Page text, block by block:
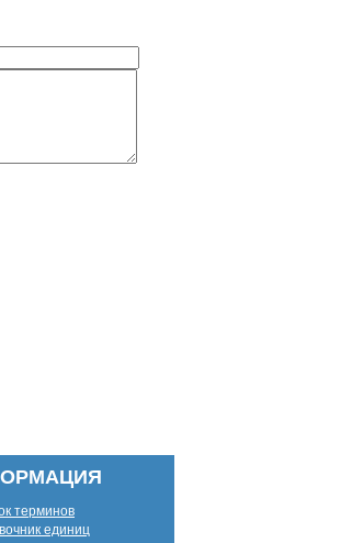
терминов
единиц